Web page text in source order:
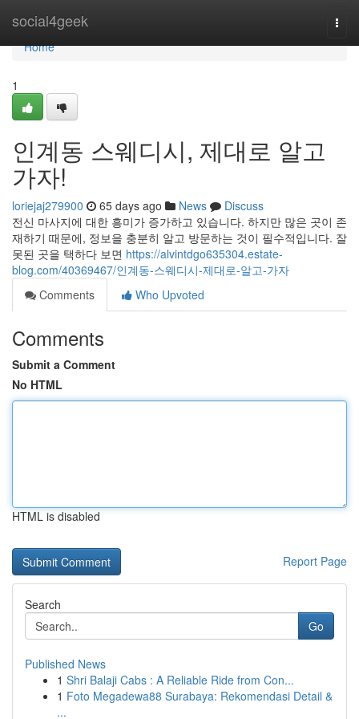
social4geek
Home
Home
1
인계동 스웨디시, 제대로 알고
가자!
loriejaj279900 65 days ago News
Discuss
전신 마사지에 대한 흥미가 증가하고 있습니다. 하지만 많은 곳이 존
재하기 때문에, 정보을 충분히 알고 방문하는 것이 필수적입니다. 잘
못된 곳을 택하다 보면 https://alvintdgo635304.estate-
blog.com/40369467/인계동-스웨디시-제대로-알고-가자
Comments
Who Upvoted
Comments
Submit a Comment
No HTML
HTML is disabled
Report Page
Search
Go
Published News
1 Shri Balaji Cabs : A Reliable Ride from Con...
1 Foto Megadewa88 Surabaya: Rekomendasi Detail &
...